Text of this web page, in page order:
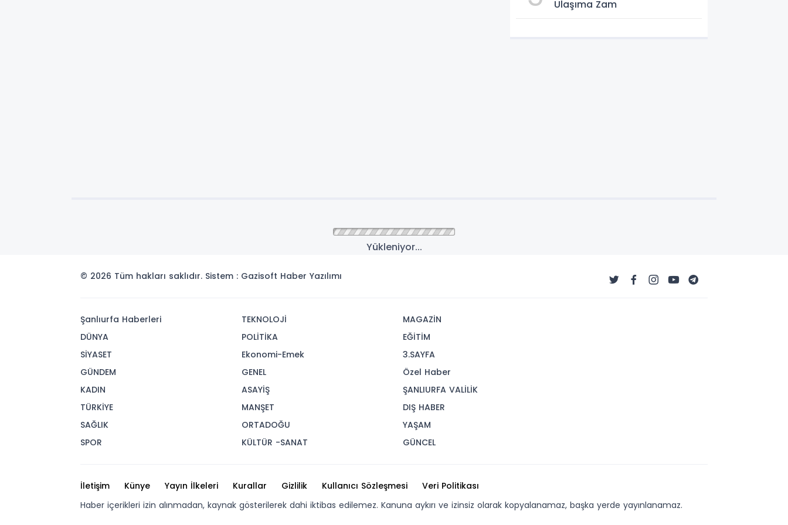
Ulaşıma Zam
Yükleniyor...
© 2026 Tüm hakları saklıdır. Sistem : Gazisoft Haber Yazılımı
Şanlıurfa Haberleri
DÜNYA
SİYASET
GÜNDEM
KADIN
TÜRKİYE
SAĞLIK
SPOR
TEKNOLOJİ
POLİTİKA
Ekonomi-Emek
GENEL
ASAYİŞ
MANŞET
ORTADOĞU
KÜLTÜR -SANAT
MAGAZİN
EĞİTİM
3.SAYFA
Özel Haber
ŞANLIURFA VALİLİK
DIŞ HABER
YAŞAM
GÜNCEL
İletişim Künye Yayın İlkeleri Kurallar Gizlilik Kullanıcı Sözleşmesi
Veri Politikası
Haber içerikleri izin alınmadan, kaynak gösterilerek dahi iktibas edilemez. Kanuna aykırı ve izinsiz olarak kopyalanamaz, başka yerde yayınlanamaz.